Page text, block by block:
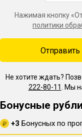
Нажимая кнопку
политики
Не хотите ждать?
222-80-11. Мы
Бонусные рубли
₽ +3 Бонусных по